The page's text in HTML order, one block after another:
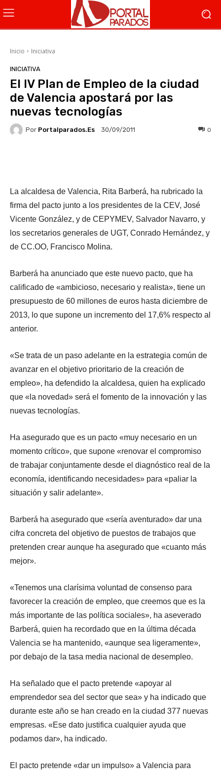
Inicio Iniciativa
INICIATIVA
El IV Plan de Empleo de la ciudad
de Valencia apostará por las
nuevas tecnologías
Por Portalparados.es 30/09/2011 0
La alcaldesa de Valencia, Rita Barberá, ha rubricado la
firma del pacto junto a los presidentes de la CEV, José
Vicente González, y de CEPYMEV, Salvador Navarro, y
los secretarios generales de UGT, Conrado Hernández, y
de CC.OO, Francisco Molina.
Barberá ha anunciado que este nuevo pacto, que ha
calificado de «ambicioso, necesario y realista», tiene un
presupuesto de 60 millones de euros hasta diciembre de
2013, lo que supone un incremento del 17,6% respecto al
anterior.
«Se trata de un paso adelante en la estrategia común de
avanzar en el objetivo prioritario de la creación de
empleo», ha defendido la alcaldesa, quien ha explicado
que «la novedad» será el fomento de la innovación y las
nuevas tecnologías.
Ha asegurado que es un pacto «muy necesario en un
momento crítico», que supone «renovar el compromiso
de trabajar conjuntamente desde el diagnóstico real de la
economía, identificando necesidades» para «paliar la
situación y salir adelante».
Barberá ha asegurado que «sería aventurado» dar una
cifra concreta del objetivo de puestos de trabajos que
pretenden crear aunque ha asegurado que «cuanto más
mejor».
«Tenemos una clarísima voluntad de consenso para
favorecer la creación de empleo, que creemos que es la
más importante de las política sociales», ha aseverado
Barberá, quien ha recordado que en la última década
Valencia se ha mantenido, «aunque sea ligeramente»,
por debajo de la tasa media nacional de desempleo.
Ha señalado que el pacto pretende «apoyar al
emprendedor sea del sector que sea» y ha indicado que
durante este año se han creado en la ciudad 377 nuevas
empresas. «Ese dato justifica cualquier ayuda que
podamos dar», ha indicado.
El pacto pretende «dar un impulso» a Valencia para